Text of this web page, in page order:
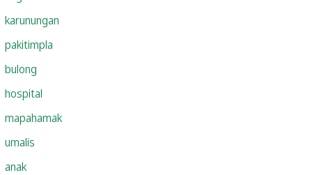
karunungan
pakitimpla
bulong
hospital
mapahamak
umalis
anak